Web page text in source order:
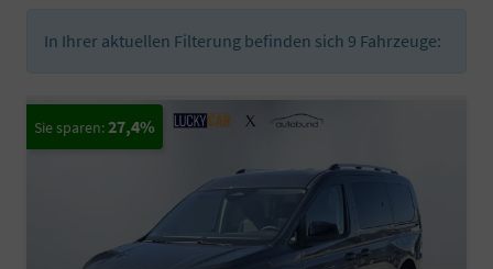
In Ihrer aktuellen Filterung befinden sich 9 Fahrzeuge:
27,4%